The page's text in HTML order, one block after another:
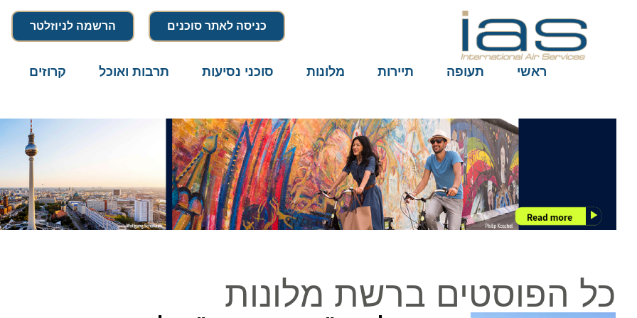
כניסה לאתר סוכנים הרשמה לניוזלטר
ראשי תעופה תיירות מלונות סוכני נסיעות תרבות ואוכל קרוזים
כל הפוסטים ברשת מלונות